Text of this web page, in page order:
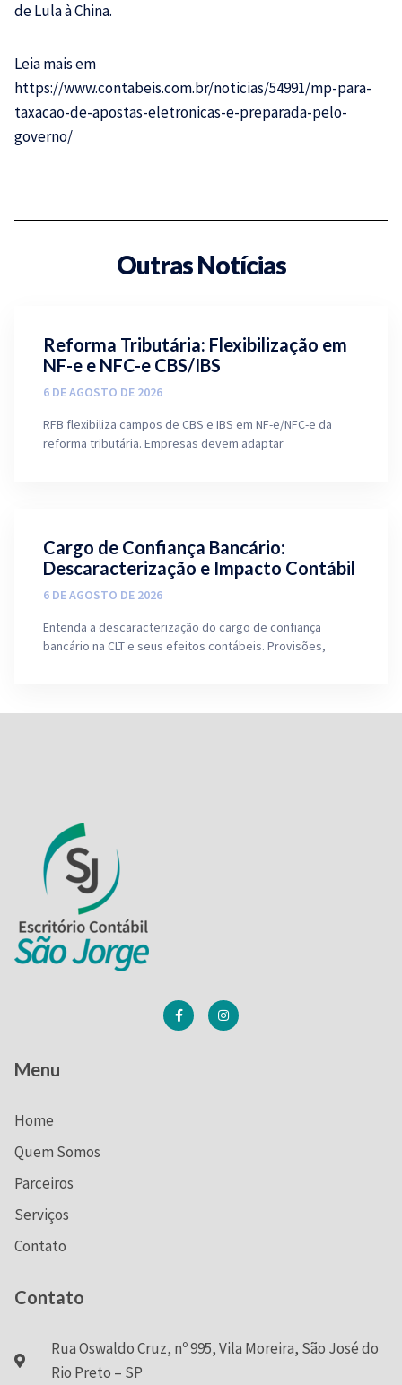
de Lula à China.
Leia mais em
https://www.contabeis.com.br/noticias/54991/mp-para-
taxacao-de-apostas-eletronicas-e-preparada-pelo-
governo/
Outras Notícias
Reforma Tributária: Flexibilização em
NF-e e NFC-e CBS/IBS
6 DE AGOSTO DE 2026
RFB flexibiliza campos de CBS e IBS em NF-e/NFC-e da
reforma tributária. Empresas devem adaptar
Cargo de Confiança Bancário:
Descaracterização e Impacto Contábil
6 DE AGOSTO DE 2026
Entenda a descaracterização do cargo de confiança
bancário na CLT e seus efeitos contábeis. Provisões,
Menu
Home
Quem Somos
Parceiros
Serviços
Contato
Contato
Rua Oswaldo Cruz, nº 995, Vila Moreira, São José do
Rio Preto – SP